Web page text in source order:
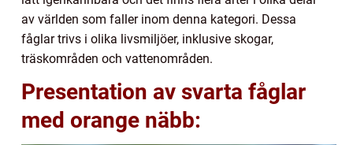
av världen som faller inom denna kategori. Dessa
fåglar trivs i olika livsmiljöer, inklusive skogar,
träskområden och vattenområden.
Presentation av svarta fåglar
med orange näbb: